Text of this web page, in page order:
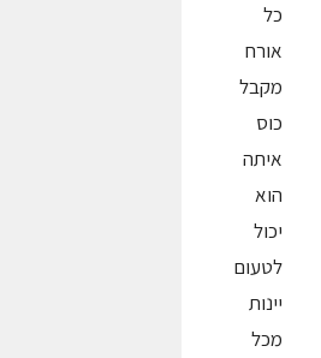
כל
אורח
מקבל
כוס
איתה
הוא
יכול
לטעום
יינות
מכל